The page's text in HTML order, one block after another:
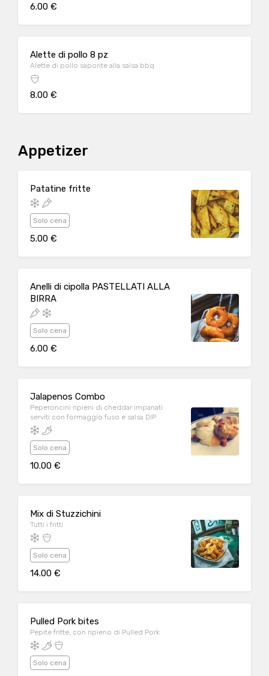
6.00 €
Alette di pollo 8 pz
Alette di pollo saporite alla salsa bbq
8.00 €
Appetizer
Patatine fritte
Solo cena
5.00 €
Anelli di cipolla PASTELLATI ALLA
BIRRA
Solo cena
6.00 €
Jalapenos Combo
Peperoncini ripieni di cheddar impanati
serviti con formaggio fuso e salsa DIP
Solo cena
10.00 €
Mix di Stuzzichini
Tutti i fritti
Solo cena
14.00 €
Pulled Pork bites
Pepite fritte, con ripieno di Pulled Pork
Solo cena